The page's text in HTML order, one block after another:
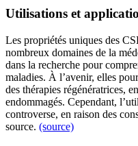
Utilisations et
Les propriétés uniques des
nombreux domaines de la
dans la recherche pour
maladies. À l’avenir, elles
des thérapies régénératrices,
endommagés. Cependant,
controverse, en raison des
source. (source)